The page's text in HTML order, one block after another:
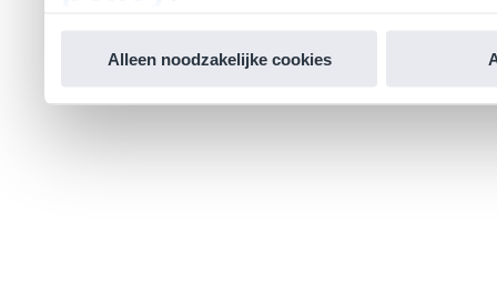
Alleen noodzakelijke cookies